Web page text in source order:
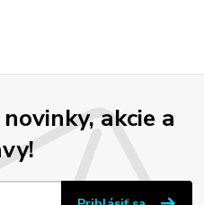
akcie a